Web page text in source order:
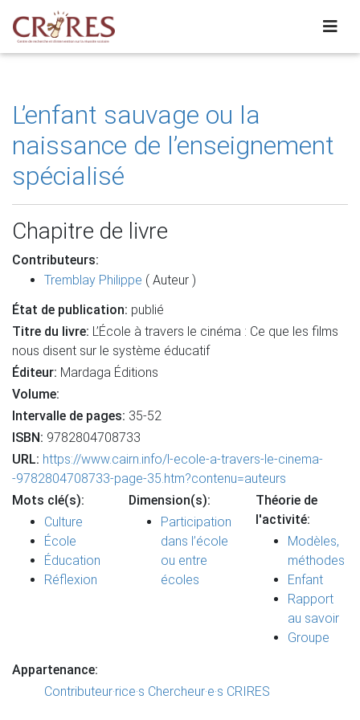
L’enfant sauvage ou la
naissance de l’enseignement
spécialisé
Chapitre de livre
Contributeurs:
Tremblay Philippe ( Auteur )
État de publication: publié
Titre du livre: L’École à travers le cinéma : Ce que les films
nous disent sur le système éducatif
Éditeur: Mardaga Éditions
Volume:
Intervalle de pages: 35-52
ISBN: 9782804708733
URL: https://www.cairn.info/l-ecole-a-travers-le-cinema-
-9782804708733-page-35.htm?contenu=auteurs
Mots clé(s):
Culture
École
Éducation
Réflexion
Dimension(s):
Participation
dans l’école
ou entre
écoles
Théorie de
l'activité:
Modèles,
méthodes
Enfant
Rapport
au savoir
Groupe
Appartenance:
Contributeur·rice·s Chercheur·e·s CRIRES